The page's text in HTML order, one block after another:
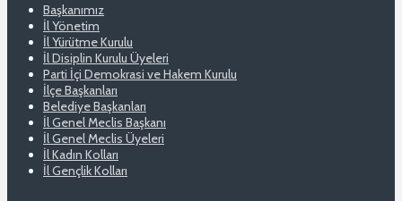
Başkanımız
İl Yönetim
İl Yürütme Kurulu
İl Disiplin Kurulu Üyeleri
Parti İçi Demokrasi ve Hakem Kurulu
İlçe Başkanları
Belediye Başkanları
İl Genel Meclis Başkanı
İl Genel Meclis Üyeleri
İl Kadın Kolları
İl Gençlik Kolları